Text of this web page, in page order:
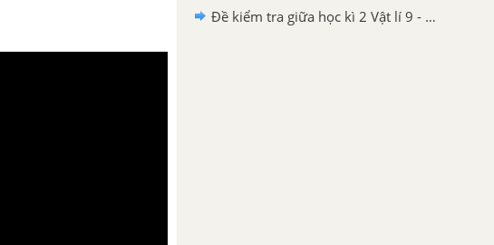
Đề kiểm tra giữa học kì 2 Vật lí 9 - Đề số 03 có lời giải chi tiết